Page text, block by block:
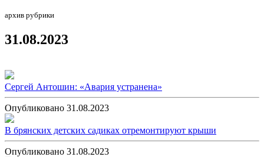
архив рубрики
31.08.2023
Сергей Антошин: «Авария устранена»
Опубликовано 31.08.2023
В брянских детских садиках отремонтируют крыши
Опубликовано 31.08.2023